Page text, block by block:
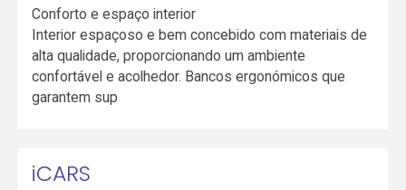
Conforto e espaço interior
Interior espaçoso e bem concebido com materiais de
alta qualidade, proporcionando um ambiente
confortável e acolhedor. Bancos ergonómicos que
garantem sup
iCARS